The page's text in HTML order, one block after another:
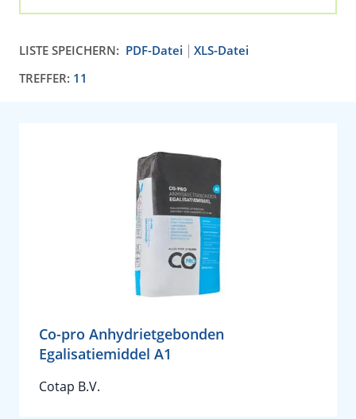
LISTE SPEICHERN: PDF-Datei
XLS-Datei
TREFFER: 11
Co-pro Anhydrietgebonden
Egalisatiemiddel A1
Cotap B.V.